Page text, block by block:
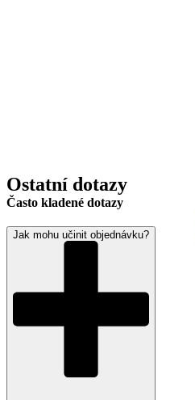
Ostatní dotazy
Často kladené dotazy
Jak mohu učinit objednávku?